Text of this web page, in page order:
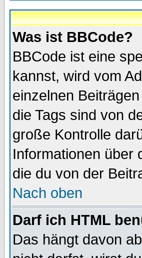
Was ist BBCode?
BBCode ist eine
kannst, wird vom
einzelnen
die Tags sind von
große Kontrolle
Informationen über
die du von der
Nach oben
Darf ich HTML
Das hängt davon